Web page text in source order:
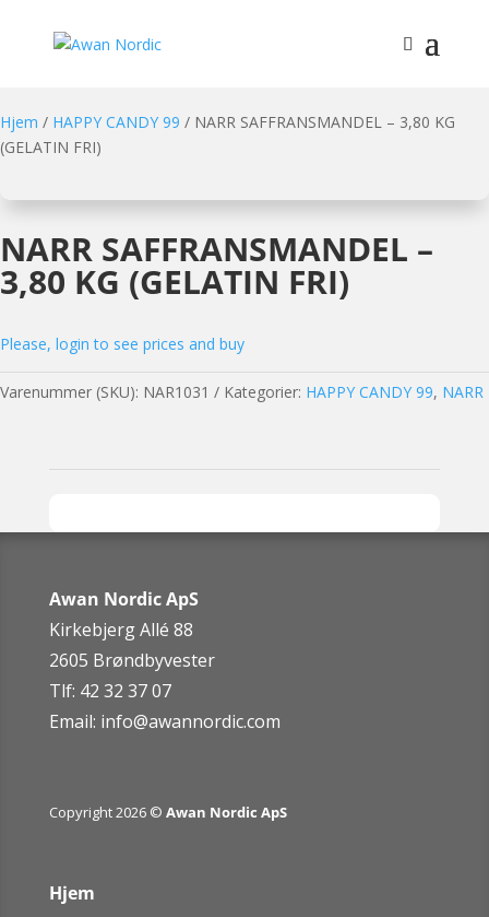
Hjem / HAPPY CANDY 99 / NARR SAFFRANSMANDEL – 3,80 KG
(GELATIN FRI)
NARR SAFFRANSMANDEL –
3,80 KG (GELATIN FRI)
Please, login to see prices and buy
Varenummer (SKU): NAR1031 Kategorier: HAPPY CANDY 99, NARR
Awan Nordic ApS
Kirkebjerg Allé 88
2605 Brøndbyvester
Tlf: 42 32 37 07
Email: info@awannordic.com
Copyright 2026 © Awan Nordic ApS
Hjem